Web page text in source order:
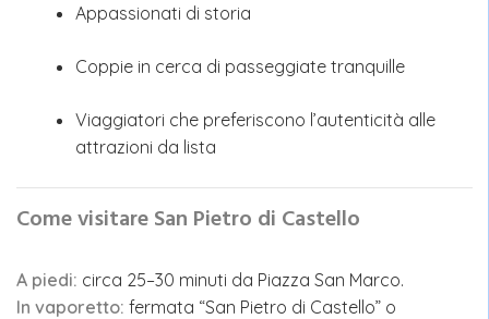
Appassionati di storia
Coppie in cerca di passeggiate tranquille
Viaggiatori che preferiscono l’autenticità alle
attrazioni da lista
Come visitare San Pietro di Castello
A piedi: circa 25–30 minuti da Piazza San Marco.
In vaporetto: fermata “San Pietro di Castello” o